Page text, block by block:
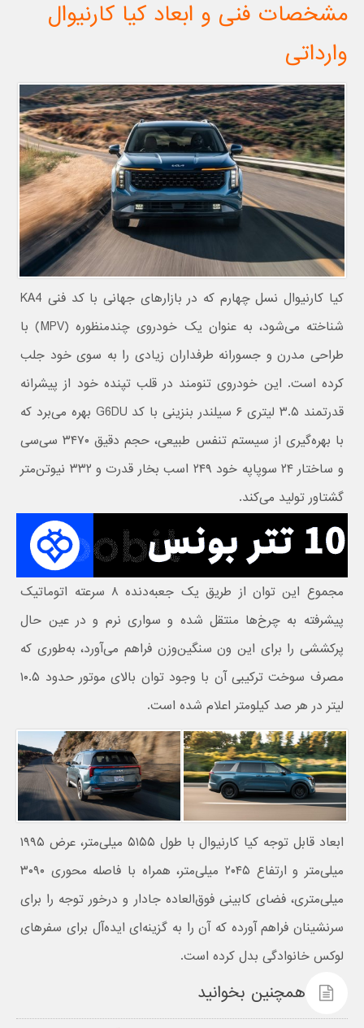
مشخصات فنی و ابعاد کیا کارنیوال
وارداتی
کیا کارنیوال نسل چهارم که در بازارهای جهانی با کد فنی KA4
شناخته می‌شود، به عنوان یک خودروی چندمنظوره (MPV) با
طراحی مدرن و جسورانه طرفداران زیادی را به سوی خود جلب
کرده است. این خودروی تنومند در قلب تپنده خود از پیشرانه
قدرتمند ۳.۵ لیتری ۶ سیلندر بنزینی با کد G6DU بهره می‌برد که
با بهره‌گیری از سیستم تنفس طبیعی، حجم دقیق ۳۴۷۰ سی‌سی
و ساختار ۲۴ سوپاپه خود ۲۴۹ اسب بخار قدرت و ۳۳۲ نیوتن‌متر
گشتاور تولید می‌کند.
مجموع این توان از طریق یک جعبه‌دنده ۸ سرعته اتوماتیک
پیشرفته به چرخ‌ها منتقل شده و سواری نرم و در عین حال
پرکششی را برای این ون سنگین‌وزن فراهم می‌آورد، به‌طوری که
مصرف سوخت ترکیبی آن با وجود توان بالای موتور حدود ۱۰.۵
لیتر در هر صد کیلومتر اعلام شده است.
ابعاد قابل توجه کیا کارنیوال با طول ۵۱۵۵ میلی‌متر، عرض ۱۹۹۵
میلی‌متر و ارتفاع ۲۰۴۵ میلی‌متر، همراه با فاصله محوری ۳۰۹۰
میلی‌متری، فضای کابینی فوق‌العاده جادار و درخور توجه را برای
سرنشینان فراهم آورده که آن را به گزینه‌ای ایده‌آل برای سفرهای
لوکس خانوادگی بدل کرده است.
همچنین بخوانید